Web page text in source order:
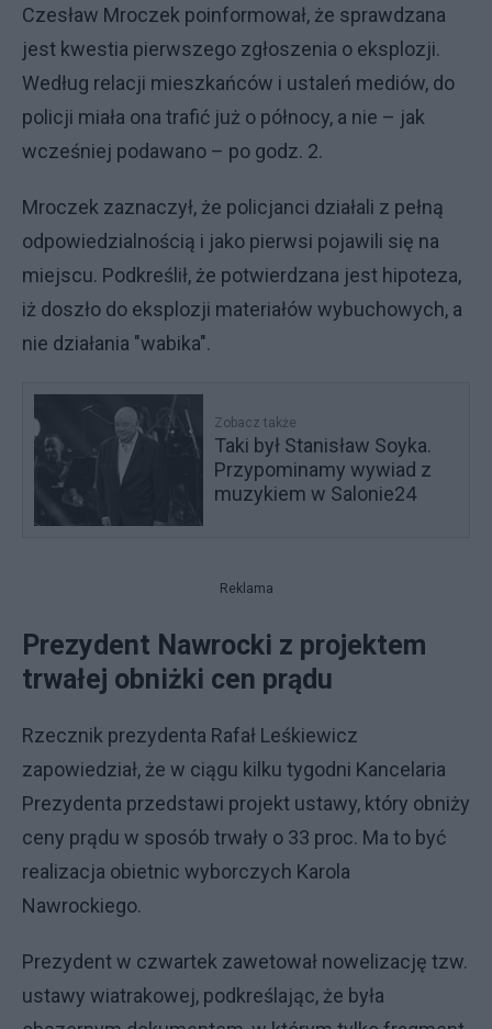
Czesław Mroczek poinformował, że sprawdzana
jest kwestia pierwszego zgłoszenia o eksplozji.
Według relacji mieszkańców i ustaleń mediów, do
policji miała ona trafić już o północy, a nie – jak
wcześniej podawano – po godz. 2.
Mroczek zaznaczył, że policjanci działali z pełną
odpowiedzialnością i jako pierwsi pojawili się na
miejscu. Podkreślił, że potwierdzana jest hipoteza,
iż doszło do eksplozji materiałów wybuchowych, a
nie działania "wabika".
Zobacz także
Taki był Stanisław Soyka.
Przypominamy wywiad z
muzykiem w Salonie24
Reklama
Prezydent Nawrocki z projektem
trwałej obniżki cen prądu
Rzecznik prezydenta Rafał Leśkiewicz
zapowiedział, że w ciągu kilku tygodni Kancelaria
Prezydenta przedstawi projekt ustawy, który obniży
ceny prądu w sposób trwały o 33 proc. Ma to być
realizacja obietnic wyborczych Karola
Nawrockiego.
Prezydent w czwartek zawetował nowelizację tzw.
ustawy wiatrakowej, podkreślając, że była